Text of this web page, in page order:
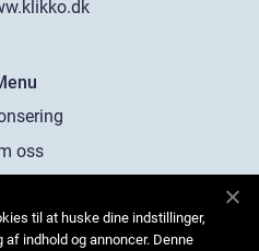
oss
oss
til at huske dine indstillinger,
indhold og annoncer. Denne